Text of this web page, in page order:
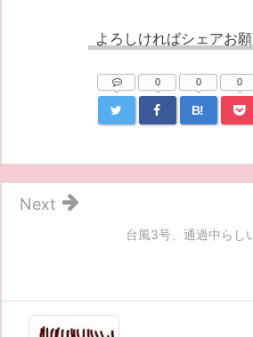
よろしければシェアお
0
B!
0 0
台風3号、通過中らし
Next